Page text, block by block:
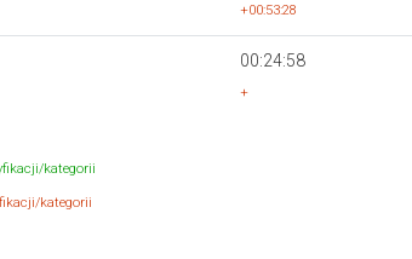
+00:53:28
00:24:58
+
kategorii
kategorii